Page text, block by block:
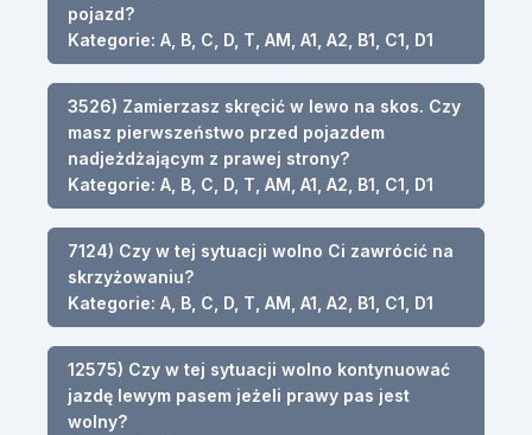
pojazd?
Kategorie: A, B, C, D, T, AM, A1, A2, B1, C1, D1
3526) Zamierzasz skręcić w lewo na skos. Czy
masz pierwszeństwo przed pojazdem
nadjeżdżającym z prawej strony?
Kategorie: A, B, C, D, T, AM, A1, A2, B1, C1, D1
7124) Czy w tej sytuacji wolno Ci zawrócić na
skrzyżowaniu?
Kategorie: A, B, C, D, T, AM, A1, A2, B1, C1, D1
12575) Czy w tej sytuacji wolno kontynuować
jazdę lewym pasem jeżeli prawy pas jest
wolny?